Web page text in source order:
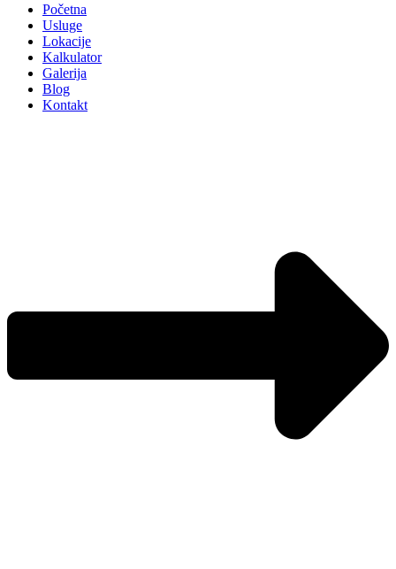
Početna
Usluge
Lokacije
Kalkulator
Galerija
Blog
Kontakt